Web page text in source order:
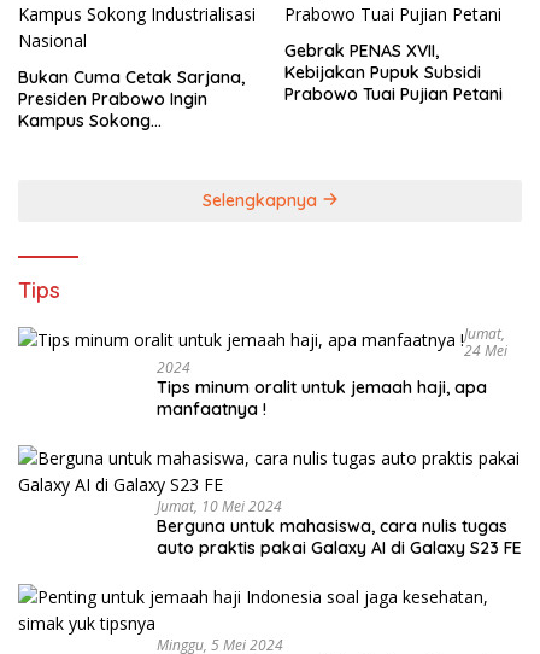
Bukan Cuma Cetak Sarjana,
Presiden Prabowo Ingin
Kampus Sokong
Gebrak PENAS XVII,
Kebijakan Pupuk Subsidi
Prabowo Tuai Pujian Petani
Selengkapnya
Tips
Jumat,
24 Mei
2024
Tips minum oralit untuk jemaah haji, apa
manfaatnya !
Jumat, 10 Mei 2024
Berguna untuk mahasiswa, cara nulis tugas
auto praktis pakai Galaxy AI di Galaxy S23 FE
Minggu, 5 Mei 2024